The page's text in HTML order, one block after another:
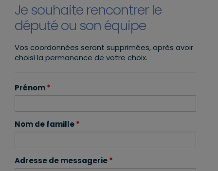
Je souhaite rencontrer le
député ou son équipe
Vos coordonnées seront supprimées, après avoir
choisi la permanence de votre choix.
Prénom*
Nom de famille*
Adresse de messagerie*